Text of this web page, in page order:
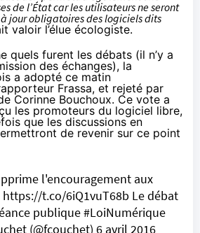
de l’État car les utilisateurs ne seront
jour obligatoires des logiciels dits
valoir l’élue écologiste.
quels furent les débats (il n’y a
des échanges), la
a adopté ce matin
Frassa, et rejeté par
Corinne Bouchoux. Ce vote a
les promoteurs du logiciel libre,
que les discussions en
de revenir sur ce point
l'encouragement aux
https://t.co/6iQ1vuT68b Le débat
publique#LoiNumérique
(@fcouchet) 6 avril 2016